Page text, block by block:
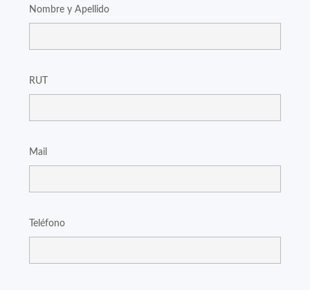
Nombre y Apellido
RUT
Mail
Teléfono